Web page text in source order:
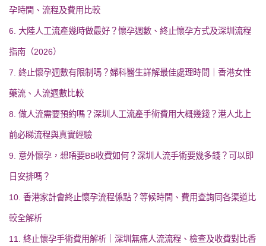
孕時間、流程及費用比較
6. 大陸人工流產幾時做最好？懷孕週數、終止懷孕方式及深圳流程
指南（2026）
7. 終止懷孕週數有限制嗎？婦科醫生詳解最佳處理時間｜香港女性
藥流、人流週數比較
8. 做人流需要預約嗎？深圳人工流產手術費用大概幾錢？港人北上
前必睇流程與真實經驗
9. 意外懷孕，想唔要BB收費如何？深圳人流手術要幾多錢？可以即
日安排嗎？
10. 香港家計會終止懷孕流程係點？等候時間、費用查詢同各渠道比
較全解析
11. 終止懷孕手術費用解析｜深圳無痛人流流程、檢查及收費對比香